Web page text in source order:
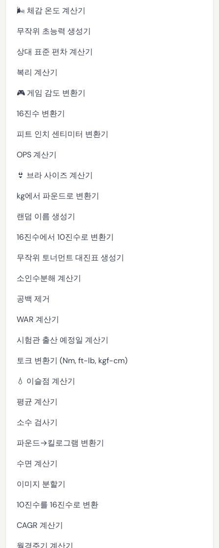
🌬️ 체감 온도 계산기
무작위 초능력 생성기
상대 표준 편차 계산기
복리 계산기
🎮 게임 감도 변환기
16진수 변환기
피트 인치 센티미터 변환기
OPS 계산기
👙 브라 사이즈 계산기
kg에서 파운드로 변환기
랜덤 이름 생성기
16진수에서 10진수로 변환기
무작위 토너먼트 대진표 생성기
소인수분해 계산기
공백 제거
WAR 계산기
시험관 출산 예정일 계산기
토크 변환기 (Nm, ft-lb, kgf-cm)
💧 이슬점 계산기
평균 계산기
소수 검사기
파운드→킬로그램 변환기
수면 계산기
이미지 분할기
10진수를 16진수로 변환
CAGR 계산기
월경주기 계산기